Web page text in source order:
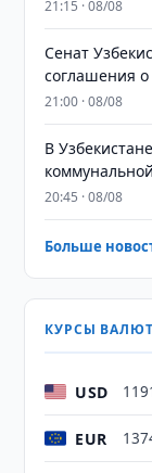
21:15 · 08/08
Сенат
соглашения
21:00 · 08/08
В
20:45 · 08/08
Больше
КУРСЫ ВАЛЮТ
USD
EUR